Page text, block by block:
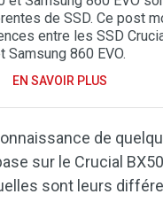
de SSD. Ce post
entre les SSD
Samsung 860 EVO.
EN SAVOIR PLUS
de
sur le Crucial
sont leurs